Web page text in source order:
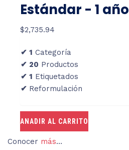
Estándar - 1 año
$2,735.94
✔ 1 Categoría
✔ 20 Productos
✔ 1 Etiquetados
✔ Reformulación
ANADIR AL CARRITO
Conocer más…